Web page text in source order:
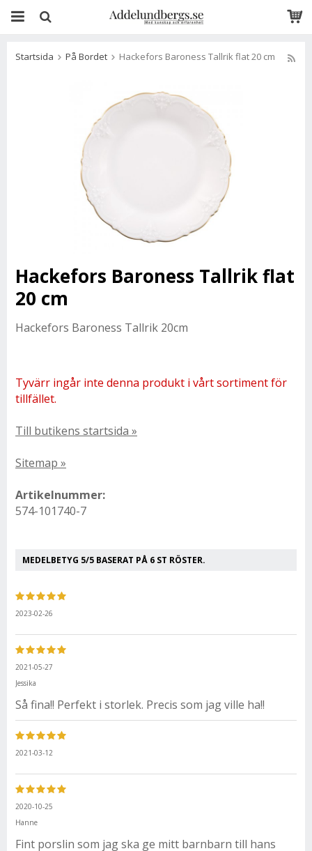
Startsida På Bordet Hackefors Baroness Tallrik flat 20 cm
Hackefors Baroness Tallrik flat
20 cm
Hackefors Baroness Tallrik 20cm
Tyvärr ingår inte denna produkt i vårt sortiment för
tillfället.
Till butikens startsida »
Sitemap »
Artikelnummer:
574-101740-7
MEDELBETYG 5/5 BASERAT PÅ 6 ST RÖSTER.
2023-02-26
2021-05-27
Jessika
Så fina!! Perfekt i storlek. Precis som jag ville ha!!
2021-03-12
2020-10-25
Hanne
Fint porslin som jag ska ge mitt barnbarn till hans